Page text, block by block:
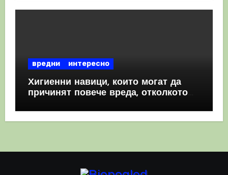
вредни интересно
Хигиенни навици, които могат да
причинят повече вреда, отколкото